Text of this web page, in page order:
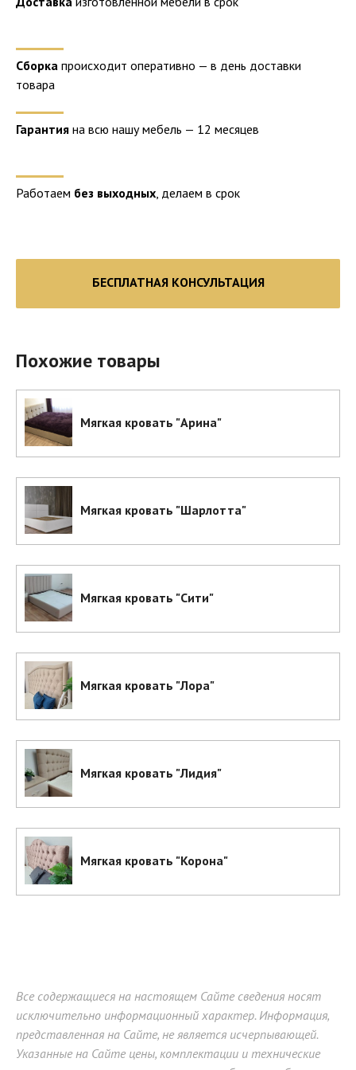
Сборка происходит оперативно — в день доставки
товара
Гарантия на всю нашу мебель — 12 месяцев
Работаем без выходных, делаем в срок
БЕСПЛАТНАЯ КОНСУЛЬТАЦИЯ
Похожие товары
Мягкая кровать "Арина"
Мягкая кровать "Шарлотта"
Мягкая кровать "Сити"
Мягкая кровать "Лора"
Мягкая кровать "Лидия"
Мягкая кровать "Корона"
Все содержащиеся на настоящем Сайте сведения носят
исключительно информационный характер. Информация,
представленная на Сайте, не является исчерпывающей.
Указанные на Сайте цены, комплектации и технические